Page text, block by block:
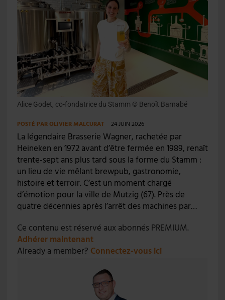
Alice Godet, co-fondatrice du Stamm © Benoît Barnabé
POSTÉ PAROLIVIER MALCURAT 24 JUIN 2026
La légendaire Brasserie Wagner, rachetée par
Heineken en 1972 avant d’être fermée en 1989, renaît
trente-sept ans plus tard sous la forme du Stamm :
un lieu de vie mêlant brewpub, gastronomie,
histoire et terroir. C’est un moment chargé
d’émotion pour la ville de Mutzig (67). Près de
quatre décennies après l’arrêt des machines par…
Ce contenu est réservé aux abonnés PREMIUM.
Adhérer maintenant
Already a member? Connectez-vous ici